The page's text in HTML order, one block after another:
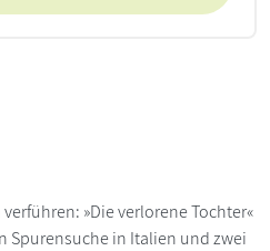
»Die verlorene Tochter«
Spurensuche in Italien und zwei